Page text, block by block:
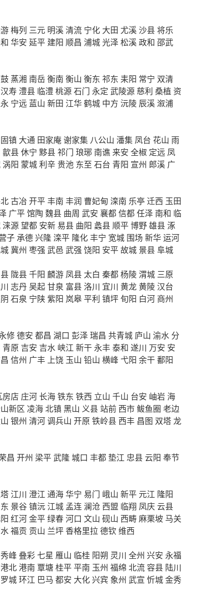
梅列 三元 明溪清流 宁化 大田 尤溪沙县将乐
华安 延平 建阳 顺昌 浦城光泽松溪政和 邵武
蒸湘 南岳衡南 衡山 衡东 祁东 耒阳 常宁 双清
汉寿 澧县 临澧桃源石门 永定 武陵源 慈利 桑植 资
宁远 蓝山 新田 江华鹤城 中方 沅陵 辰溪 溆浦
固镇 大通 田家庵谢家集 八公山 潘集 凤台 花山 雨
歙县休宁 黟县祁门 琅琊 南谯 来安 全椒 定远 凤
涡阳 蒙城利辛 贵池 东至 石台 青阳 宣州 郎溪 广
古冶 开平丰南 丰润 曹妃甸 滦南 乐亭 迁西 玉田
广平馆陶 魏县 曲周 武安 襄都信都任泽 南和 临
涞源望都 安新易县 曲阳 蠡县 顺平博野雄县涿
子承德兴隆 滦平 隆化丰宁 宽城 围场 新华运河
冀州 枣强 武邑 武强 饶阳 安平故城 景县阜城
陇县千阳 麟游 凤县 太白 秦都杨陵渭城 三原
志丹吴起甘泉 富县洛川 宜川 黄龙黄陵汉台
石泉 宁陕紫阳 岚皋平利 镇坪旬阳 白河 商州
修德安 都昌 湖口 彭泽瑞昌 共青城 庐山 渝水 分
青原 吉安 吉水 峡江 新干 永丰泰和 遂川 万安 安
信州 广丰 上饶 玉山 铅山 横峰 弋阳 余干鄱阳
房店 庄河 长海铁东 铁西 立山 千山 台安 岫岩 海
新区 凌海北镇黑山 义县 站前 西市 鲅鱼圈 老边
银州 清河调兵山 开原 铁岭县 西丰 昌图 双塔龙
昌 开州 梁平武隆城口 丰都 垫江 忠县 云阳 奉节
江川 澄江 通海华宁 易门 峨山 新平 元江 隆阳
景谷镇沅 江城 孟连 澜沧 西盟 临翔 凤庆 云县
红河金平绿春河口 文山 砚山 西畴麻栗坡 马关
福贡 贡山 兰坪 香格里拉 德钦维西
秀峰 叠彩七星 雁山 临桂 阳朔 灵川 全州 兴安 永福
港北港南 覃塘桂平平南 玉州 福绵 北流 容县 陆川
罗城环江 巴马 都安 大化兴宾 象州 武宣 忻城金秀